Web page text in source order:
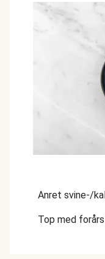
Anret svine-/
Top med